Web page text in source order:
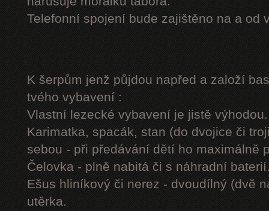
Telefonní spojení bude zajištěno na a od
K šerpům jenž půjdou napřed a založí
tvého vybavení :
Vlastní lezecké vybavení je jistě výhodou.
Karimatka, spacák, stan (do dvojice či
sebou - při předávání dětí ho maximálně
Čelovka - plně nabitá či s náhradní
Ešus hliníkový či nerez - dvoudílný (dvě
utěrka.